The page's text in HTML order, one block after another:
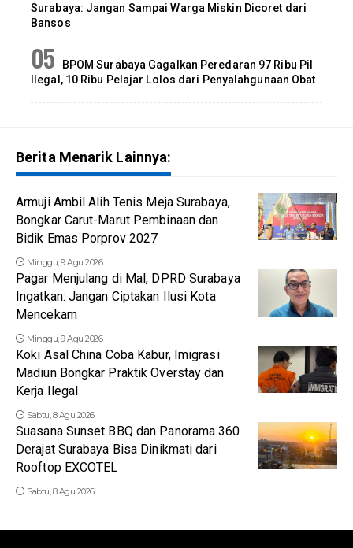
Surabaya: Jangan Sampai Warga Miskin Dicoret dari
Bansos
BPOM Surabaya Gagalkan Peredaran 97 Ribu Pil
Ilegal, 10 Ribu Pelajar Lolos dari Penyalahgunaan Obat
Berita Menarik Lainnya:
Armuji Ambil Alih Tenis Meja Surabaya,
Bongkar Carut-Marut Pembinaan dan
Bidik Emas Porprov 2027
Minggu, 9 Agu 2026
Pagar Menjulang di Mal, DPRD Surabaya
Ingatkan: Jangan Ciptakan Ilusi Kota
Mencekam
Minggu, 9 Agu 2026
Koki Asal China Coba Kabur, Imigrasi
Madiun Bongkar Praktik Overstay dan
Kerja Ilegal
Sabtu, 8 Agu 2026
Suasana Sunset BBQ dan Panorama 360
Derajat Surabaya Bisa Dinikmati dari
Rooftop EXCOTEL
Sabtu, 8 Agu 2026